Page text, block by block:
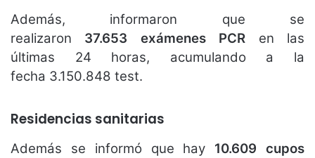
Además, informaron que se
realizaron 37.653 exámenes PCR en las
últimas 24 horas, acumulando a la
fecha 3.150.848 test.
Residencias sanitarias
Además se informó que hay 10.609 cupos